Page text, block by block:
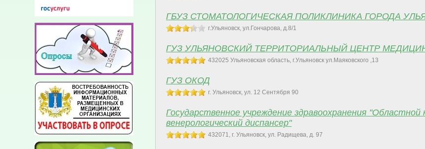
ГБУЗ СТОМАТОЛОГИЧЕСКАЯ ПОЛИКЛИНИКА ГОРОДА
г.Ульяновск, ул.Гончарова, д.8/1
ГУЗ УЛЬЯНОВСКИЙ ТЕРРИТОРИАЛЬНЫЙ ЦЕНТР
432025 Ульяновская область, г.Ульяновск ул.Маяковского ,13
ГУЗ ОКОД
г. Ульяновск, ул. 12 Сентября 90
Государственное учреждение здравоохранения "Областной
венерологический диспансер"
432071, г. Ульяновск, ул. Радищева, д. 97